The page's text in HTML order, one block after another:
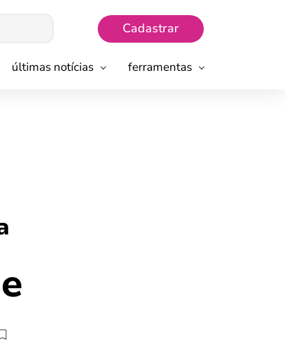
Cadastrar
últimas notícias ferramentas